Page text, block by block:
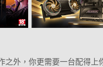
外，你更需要一台配得上